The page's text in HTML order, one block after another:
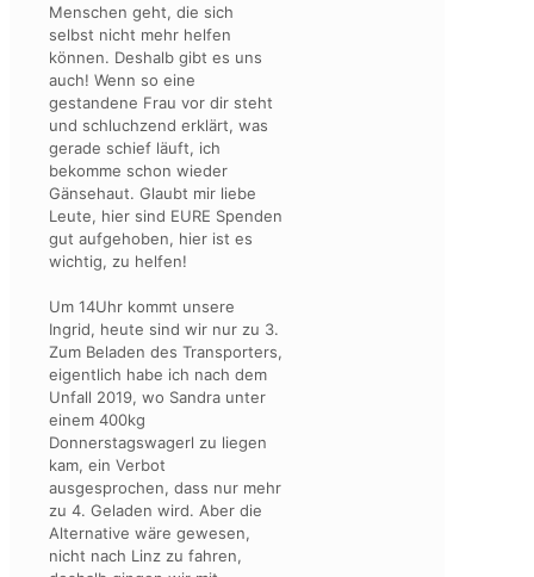
Menschen geht, die sich
selbst nicht mehr helfen
können. Deshalb gibt es uns
auch! Wenn so eine
gestandene Frau vor dir steht
und schluchzend erklärt, was
gerade schief läuft, ich
bekomme schon wieder
Gänsehaut. Glaubt mir liebe
Leute, hier sind EURE Spenden
gut aufgehoben, hier ist es
wichtig, zu helfen!
Um 14Uhr kommt unsere
Ingrid, heute sind wir nur zu 3.
Zum Beladen des Transporters,
eigentlich habe ich nach dem
Unfall 2019, wo Sandra unter
einem 400kg
Donnerstagswagerl zu liegen
kam, ein Verbot
ausgesprochen, dass nur mehr
zu 4. Geladen wird. Aber die
Alternative wäre gewesen,
nicht nach Linz zu fahren,